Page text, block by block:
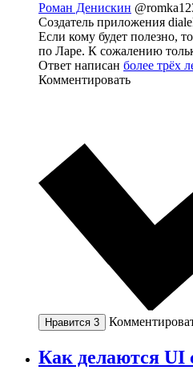
Роман Денискин
Создатель приложения
Если кому будет полезно,
по Ларе. К сожалению
Ответ написан более трёх
Комментировать
Нравится 3
Как делаются